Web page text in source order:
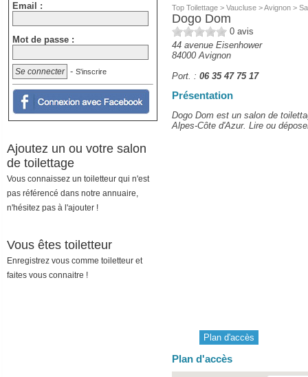
Top Toilettage > Vaucluse >Avignon >
Dogo Dom
0 avis
44 avenue Eisenhower
84000 Avignon
Port. : 06 35 47 75 17
Présentation
Dogo Dom est un salon de
Alpes-Côte d'Azur. Lire ou
Plan d'accès
Plan d'accès
Email :
Mot de passe :
- S'inscrire
Ajoutez un ou votre salon
de toilettage
Vous connaissez un toiletteur qui n'est
pas référencé dans notre annuaire,
n'hésitez pas à l'ajouter !
Vous êtes toiletteur
Enregistrez vous comme toiletteur et
faites vous connaitre !